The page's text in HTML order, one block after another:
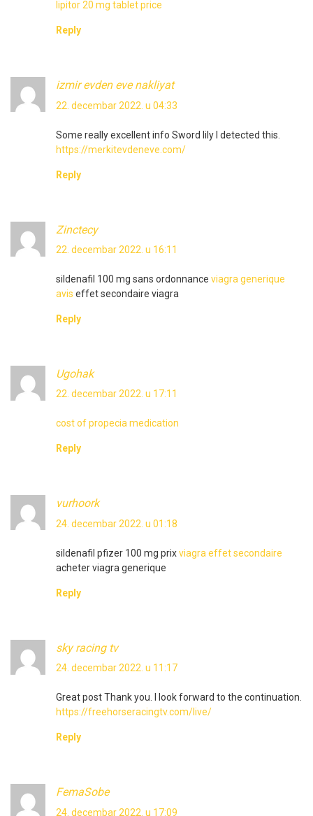
lipitor 20 mg tablet price
Reply
izmir evden eve nakliyat
22. decembar 2022. u 04:33
Some really excellent info Sword lily I detected this.
https://merkitevdeneve.com/
Reply
Zinctecy
22. decembar 2022. u 16:11
sildenafil 100 mg sans ordonnance viagra generique
avis effet secondaire viagra
Reply
Ugohak
22. decembar 2022. u 17:11
cost of propecia medication
Reply
vurhoork
24. decembar 2022. u 01:18
sildenafil pfizer 100 mg prixviagra effet secondaire
acheter viagra generique
Reply
sky racing tv
24. decembar 2022. u 11:17
Great post Thank you. I look forward to the continuation.
https://freehorseracingtv.com/live/
Reply
FemaSobe
24. decembar 2022. u 17:09